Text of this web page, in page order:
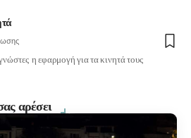
η εφαρμογή για τα κινητά τους
αρέσει